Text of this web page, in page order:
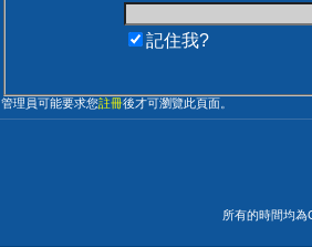
記住我?
管理員可能要求您註冊後才可瀏覽此頁面。
所有的時間均為